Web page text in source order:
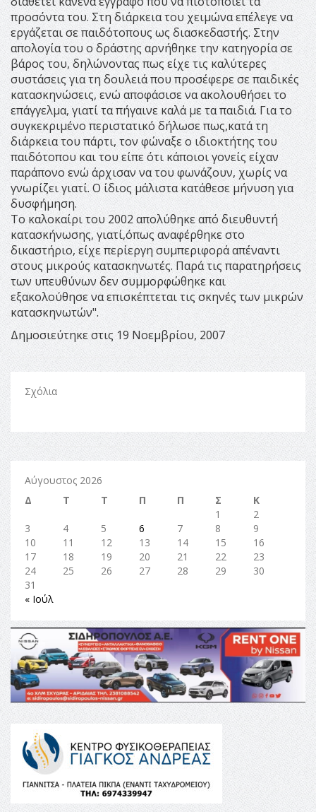
προσόντα του. Στη διάρκεια του χειμώνα επέλεγε να
εργάζεται σε παιδότοπους ως διασκεδαστής. Στην
απολογία του ο δράστης αρνήθηκε την κατηγορία σε
βάρος του, δηλώνοντας πως είχε τις καλύτερες
συστάσεις για τη δουλειά που προσέφερε σε παιδικές
κατασκηνώσεις, ενώ αποφάσισε να ακολουθήσει το
επάγγελμα, γιατί τα πήγαινε καλά με τα παιδιά. Για το
συγκεκριμένο περιστατικό δήλωσε πως,κατά τη
διάρκεια του πάρτι, τον φώναξε ο ιδιοκτήτης του
παιδότοπου και του είπε ότι κάποιοι γονείς είχαν
παράπονο ενώ άρχισαν να του φωνάζουν, χωρίς να
γνωρίζει γιατί. Ο ίδιος μάλιστα κατάθεσε μήνυση για
δυσφήμηση.
Το καλοκαίρι του 2002 απολύθηκε από διευθυντή
κατασκήνωσης, γιατί,όπως αναφέρθηκε στο
δικαστήριο, είχε περίεργη συμπεριφορά απέναντι
στους μικρούς κατασκηνωτές. Παρά τις παρατηρήσεις
των υπευθύνων δεν συμμορφώθηκε και
εξακολούθησε να επισκέπτεται τις σκηνές των μικρών
κατασκηνωτών".
Δημοσιεύτηκε στις 19 Νοεμβρίου, 2007
Σχόλια
Αύγουστος 2026
Δ
Τ Τ Π Π Σ
Κ
1
2
3
4 5 6 7 8
9
10
11 12 13 14 15
16
17
18 19 20 21 22
23
24
25 26 27 28 29
30
31
« Ιούλ